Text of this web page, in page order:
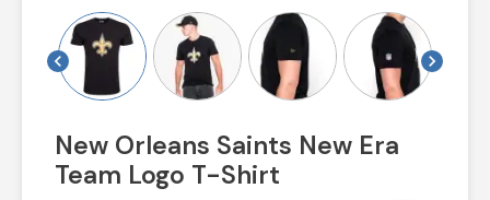
chevron_left chevron_right
New Orleans Saints New Era
Team Logo T-Shirt